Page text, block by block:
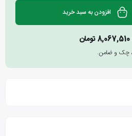
افزودن به سبد خرید
8,067,510 تومان